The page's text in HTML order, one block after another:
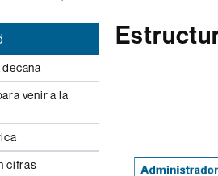
venir a la
cifras